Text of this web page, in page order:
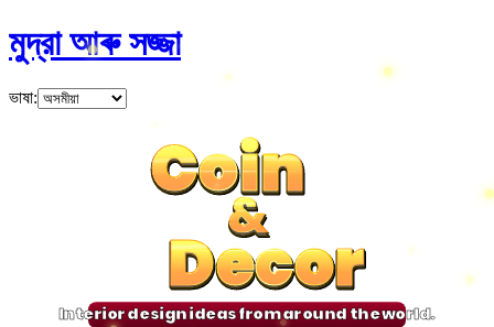
মুদ্রা আৰু সজ্জা
ভাষা:
Coin
&
Decor
Coin
&
Decor
Coin
&
Decor
Coin
&
Decor
Interior design ideas from around the world.